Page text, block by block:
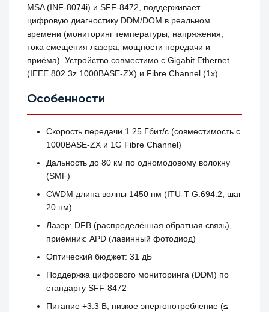
MSA (INF‑8074i) и SFF‑8472, поддерживает
цифровую диагностику DDM/DOM в реальном
времени (мониторинг температуры, напряжения,
тока смещения лазера, мощности передачи и
приёма). Устройство совместимо с Gigabit Ethernet
(IEEE 802.3z 1000BASE‑ZX) и Fibre Channel (1x).
Особенности
Скорость передачи 1.25 Гбит/с (совместимость с
1000BASE‑ZX и 1G Fibre Channel)
Дальность до 80 км по одномодовому волокну
(SMF)
CWDM длина волны 1450 нм (ITU‑T G.694.2, шаг
20 нм)
Лазер: DFB (распределённая обратная связь),
приёмник: APD (лавинный фотодиод)
Оптический бюджет: 31 дБ
Поддержка цифрового мониторинга (DDM) по
стандарту SFF‑8472
Питание +3.3 В, низкое энергопотребление (≤